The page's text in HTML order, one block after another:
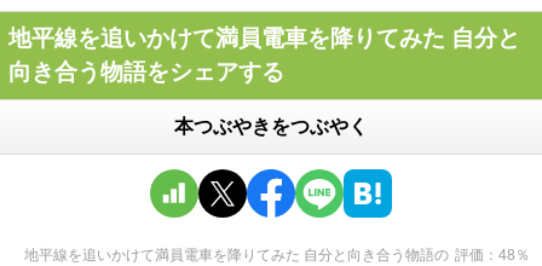
地平線を追いかけて満員電車を降りてみた 自分と
向き合う物語をシェアする
本つぶやきをつぶやく
地平線を追いかけて満員電車を降りてみた 自分と向き合う物語の 評価 48 ％